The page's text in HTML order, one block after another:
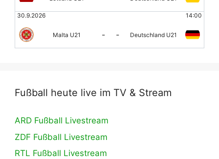
30.9.2026 14:00
Malta U21 - - Deutschland U21
Fußball heute live im TV & Stream
ARD Fußball Livestream
ZDF Fußball Livestream
RTL Fußball Livestream